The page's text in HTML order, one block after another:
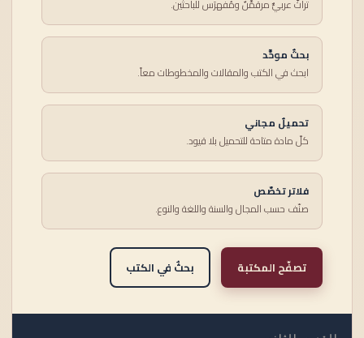
تراثٌ عربيٌّ مرقمَّنٌ ومُفهرَس للباحثين.
بحثٌ موحَّد
ابحث في الكتب والمقالات والمخطوطات معاً.
تحميلٌ مجاني
كلّ مادة متاحة للتحميل بلا قيود.
فلاتر تخصّص
صنّف حسب المجال والسنة واللغة والنوع.
تصفّح المكتبة بحثٌ في الكتب